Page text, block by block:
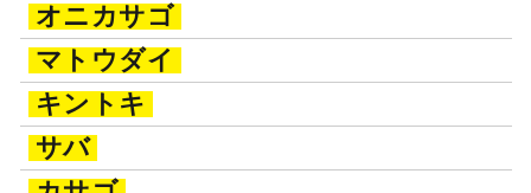
オニカサゴ
マトウダイ
キントキ
サバ